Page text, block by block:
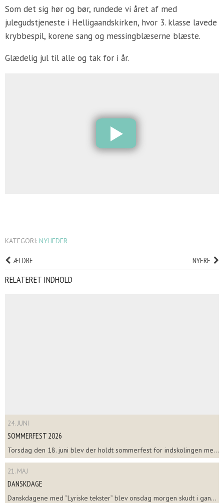
Som det sig hør og bør, rundede vi året af med
julegudstjeneste i Helligaandskirken, hvor 3. klasse lavede
krybbespil, korene sang og messingblæserne blæste.
Glædelig jul til alle og tak for i år.
KATEGORI: NYHEDER
ÆLDRE NYERE
RELATERET INDHOLD
24. JUNI
SOMMERFEST 2026
Torsdag den 18. juni blev der holdt sommerfest for indskolingen me...
21. MAJ
DANSKDAGE
Danskdagene med “Lyriske tekster” blev onsdag morgen skudt i gan...